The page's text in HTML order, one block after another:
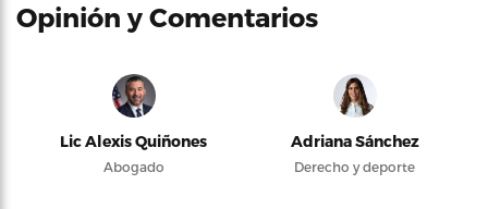
Opinión y Comentarios
Lic Alexis Quiñones
Abogado
Adriana Sánchez
Derecho y deporte